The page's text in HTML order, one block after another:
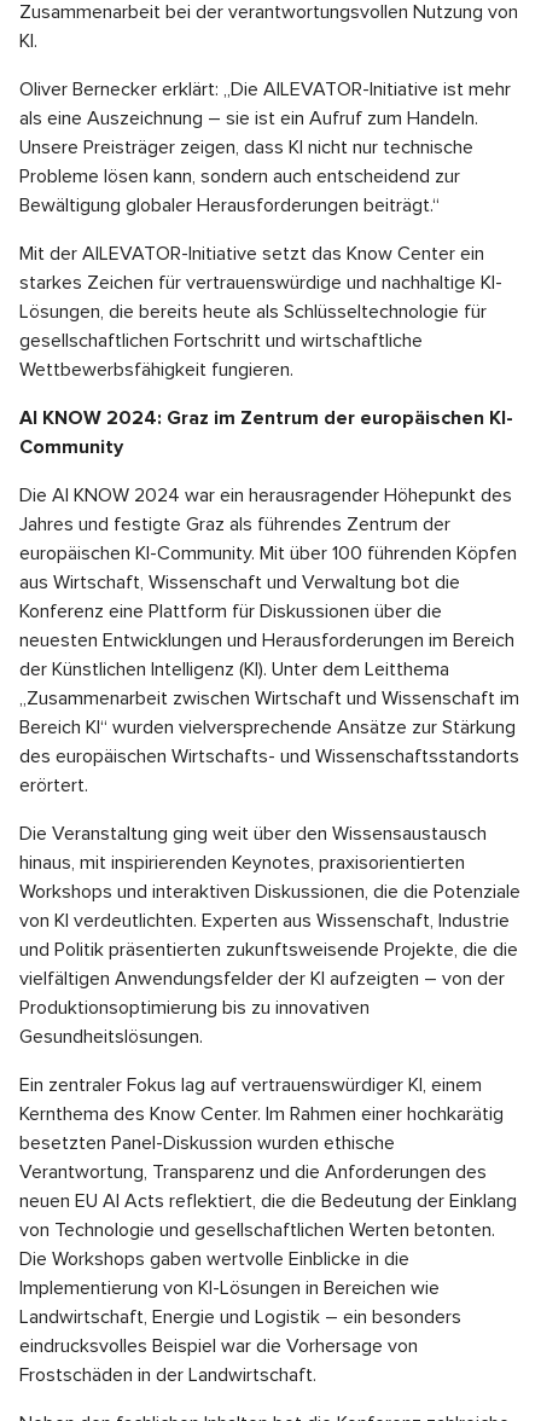
Zusammenarbeit bei der verantwortungsvollen Nutzung von
KI.
Oliver Bernecker erklärt: „Die AILEVATOR-Initiative ist mehr
als eine Auszeichnung – sie ist ein Aufruf zum Handeln.
Unsere Preisträger zeigen, dass KI nicht nur technische
Probleme lösen kann, sondern auch entscheidend zur
Bewältigung globaler Herausforderungen beiträgt.“
Mit der AILEVATOR-Initiative setzt das Know Center ein
starkes Zeichen für vertrauenswürdige und nachhaltige KI-
Lösungen, die bereits heute als Schlüsseltechnologie für
gesellschaftlichen Fortschritt und wirtschaftliche
Wettbewerbsfähigkeit fungieren.
AI KNOW 2024: Graz im Zentrum der europäischen KI-
Community
Die AI KNOW 2024 war ein herausragender Höhepunkt des
Jahres und festigte Graz als führendes Zentrum der
europäischen KI-Community. Mit über 100 führenden Köpfen
aus Wirtschaft, Wissenschaft und Verwaltung bot die
Konferenz eine Plattform für Diskussionen über die
neuesten Entwicklungen und Herausforderungen im Bereich
der Künstlichen Intelligenz (KI). Unter dem Leitthema
„Zusammenarbeit zwischen Wirtschaft und Wissenschaft im
Bereich KI“ wurden vielversprechende Ansätze zur Stärkung
des europäischen Wirtschafts- und Wissenschaftsstandorts
erörtert.
Die Veranstaltung ging weit über den Wissensaustausch
hinaus, mit inspirierenden Keynotes, praxisorientierten
Workshops und interaktiven Diskussionen, die die Potenziale
von KI verdeutlichten. Experten aus Wissenschaft, Industrie
und Politik präsentierten zukunftsweisende Projekte, die die
vielfältigen Anwendungsfelder der KI aufzeigten – von der
Produktionsoptimierung bis zu innovativen
Gesundheitslösungen.
Ein zentraler Fokus lag auf vertrauenswürdiger KI, einem
Kernthema des Know Center. Im Rahmen einer hochkarätig
besetzten Panel-Diskussion wurden ethische
Verantwortung, Transparenz und die Anforderungen des
neuen EU AI Acts reflektiert, die die Bedeutung der Einklang
von Technologie und gesellschaftlichen Werten betonten.
Die Workshops gaben wertvolle Einblicke in die
Implementierung von KI-Lösungen in Bereichen wie
Landwirtschaft, Energie und Logistik – ein besonders
eindrucksvolles Beispiel war die Vorhersage von
Frostschäden in der Landwirtschaft.